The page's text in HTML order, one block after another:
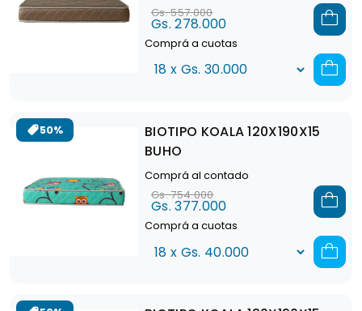
Gs. 557.000
Gs. 278.000
Comprá a cuotas
50%
BIOTIPO KOALA 120X190X15
BUHO
Comprá al contado
Gs. 754.000
Gs. 377.000
Comprá a cuotas